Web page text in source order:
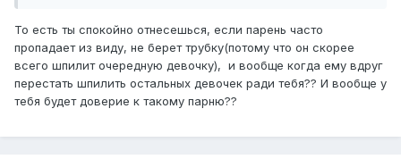
То есть ты спокойно отнесешься, если парень часто
пропадает из виду, не берет трубку(потому что он скорее
всего шпилит очередную девочку), и вообще когда ему вдруг
перестать шпилить остальных девочек ради тебя?? И вообще у
тебя будет доверие к такому парню??